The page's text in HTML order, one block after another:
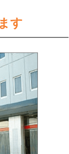
す